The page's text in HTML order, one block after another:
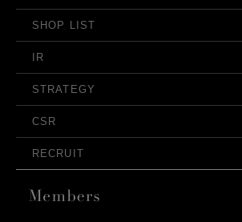
SHOP LIST
IR
STRATEGY
CSR
RECRUIT